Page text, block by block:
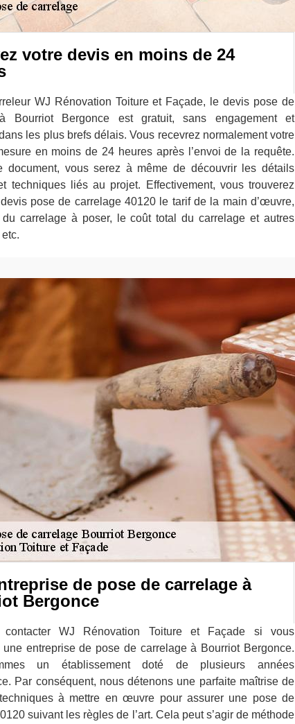
votre devis en moins de 24
WJ Rénovation Toiture et Façade, le devis pose de
Bourriot Bergonce est gratuit, sans engagement et
les plus brefs délais. Vous recevrez normalement votre
en moins de 24 heures après l’envoi de la requête.
document, vous serez à même de découvrir les détails
techniques liés au projet. Effectivement, vous trouverez
pose de carrelage 40120 le tarif de la main d’œuvre,
du carrelage à poser, le coût total du carrelage et autres
de pose de carrelage à
Bergonce
contacter WJ Rénovation Toiture et Façade si vous
une entreprise de pose de carrelage à Bourriot Bergonce.
un établissement doté de plusieurs années
Par conséquent, nous détenons une parfaite maîtrise de
à mettre en œuvre pour assurer une pose de
suivant les règles de l’art. Cela peut s’agir de méthode